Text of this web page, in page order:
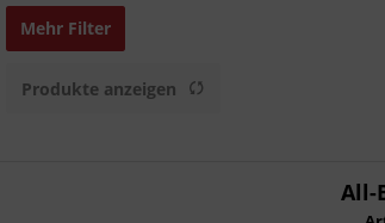
Mehr Filter
Produkte anzeigen
All-